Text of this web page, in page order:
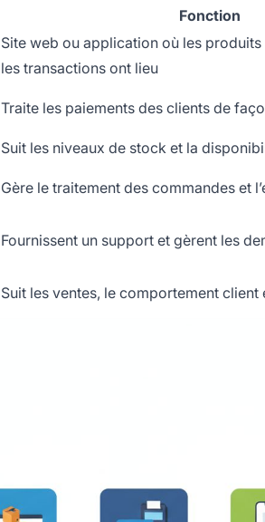
Fonction
Site web ou application où les
les transactions ont lieu
Traite les paiements des clients de
Suit les niveaux de stock et la
Gère le traitement des commandes et
Fournissent un support et gèrent les
Suit les ventes, le comportement client